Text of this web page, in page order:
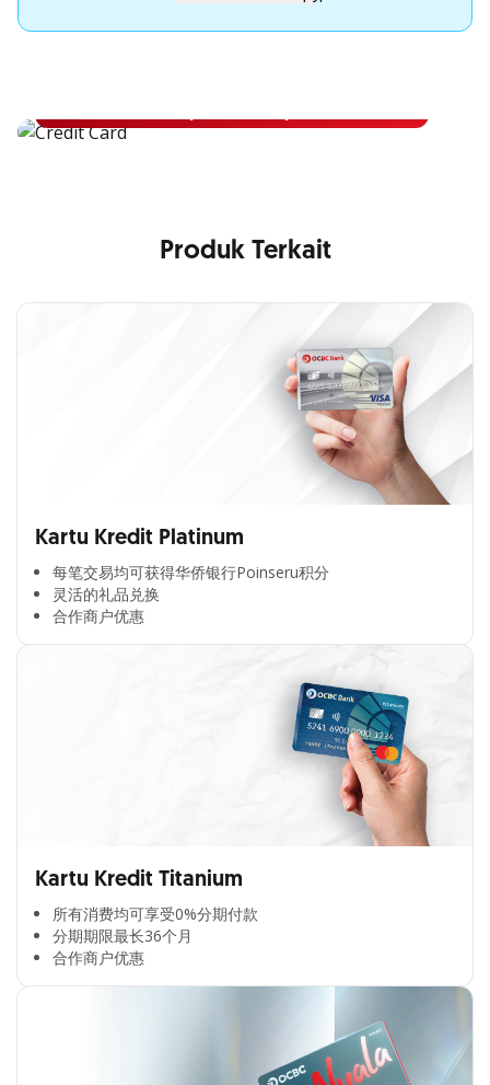
Apply Kartu Kredit OCBC NISP
Produk Terkait
Kartu Kredit Platinum
每笔交易均可获得华侨银行Poinseru积分​
灵活的礼品兑换​
合作商户优惠​
Kartu Kredit Titanium
所有消费均可享受0%分期付款​
分期期限最长36个月​
合作商户优惠​